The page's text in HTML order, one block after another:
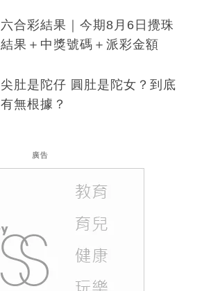
六合彩結果｜今期8月6日攪珠
結果＋中獎號碼＋派彩金額
尖肚是陀仔 圓肚是陀女？到底
有無根據？
廣告